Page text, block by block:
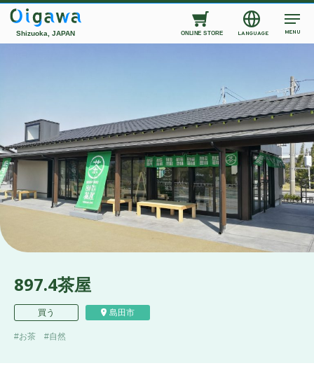
Shizuoka, JAPAN ONLINE STORE LANGUAGE MENU
897.4茶屋
買う 島田市
お茶 自然